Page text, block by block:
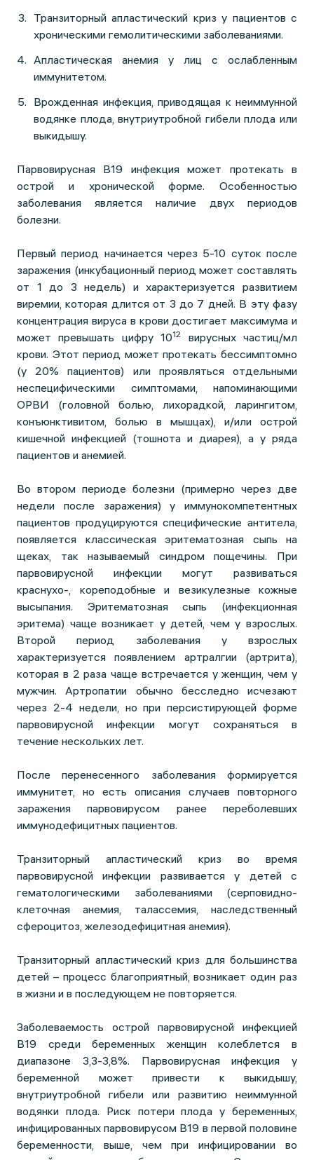
Транзиторный апластический криз у пациентов с
хроническими гемолитическими заболеваниями.
Апластическая анемия у лиц с ослабленным
иммунитетом.
Врожденная инфекция, приводящая к неиммунной
водянке плода, внутриутробной гибели плода или
выкидышу.
Парвовирусная В19 инфекция может протекать в
острой и хронической форме. Особенностью
заболевания является наличие двух периодов
болезни.
Первый период начинается через 5-10 суток после
заражения (инкубационный период может составлять
от 1 до 3 недель) и характеризуется развитием
виремии, которая длится от 3 до 7 дней. В эту фазу
концентрация вируса в крови достигает максимума и
может превышать цифру 1012
вирусных частиц/мл
крови. Этот период может протекать бессимптомно
(у 20% пациентов) или проявляться отдельными
неспецифическими симптомами, напоминающими
ОРВИ (головной болью, лихорадкой, ларингитом,
конъюнктивитом, болью в мышцах), и/или острой
кишечной инфекцией (тошнота и диарея), а у ряда
пациентов и анемией.
Во втором периоде болезни (примерно через две
недели после заражения) у иммунокомпетентных
пациентов продуцируются специфические антитела,
появляется классическая эритематозная сыпь на
щеках, так называемый синдром пощечины. При
парвовирусной инфекции могут развиваться
краснухо-, кореподобные и везикулезные кожные
высыпания. Эритематозная сыпь (инфекционная
эритема) чаще возникает у детей, чем у взрослых.
Второй период заболевания у взрослых
характеризуется появлением артралгии (артрита),
которая в 2 раза чаще встречается у женщин, чем у
мужчин. Артропатии обычно бесследно исчезают
через 2-4 недели, но при персистирующей форме
парвовирусной инфекции могут сохраняться в
течение нескольких лет.
После перенесенного заболевания формируется
иммунитет, но есть описания случаев повторного
заражения парвовирусом ранее переболевших
иммунодефицитных пациентов.
Транзиторный апластический криз во время
парвовирусной инфекции развивается у детей с
гематологическими заболеваниями (серповидно-
клеточная анемия, талассемия, наследственный
сфероцитоз, железодефицитная анемия).
Транзиторный апластический криз для большинства
детей – процесс благоприятный, возникает один раз
в жизни и в последующем не повторяется.
Заболеваемость острой парвовирусной инфекцией
B19 среди беременных женщин колеблется в
диапазоне 3,3-3,8%. Парвовирусная инфекция у
беременной может привести к выкидышу,
внутриутробной гибели или развитию неиммунной
водянки плода. Риск потери плода у беременных,
инфицированных парвовирусом В19 в первой половине
беременности, выше, чем при инфицировании во